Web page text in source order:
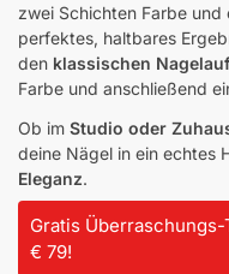
zwei Schichten Farbe und
perfektes, haltbares
den klassischen
Farbe und anschließend
Ob im Studio oder
deine Nägel in ein echtes
Eleganz.
Gratis
€ 79!